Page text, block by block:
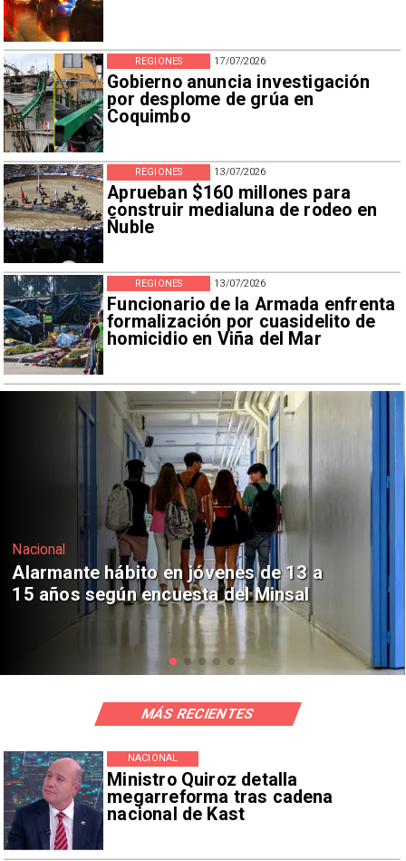
17/07/2026
Gobierno anuncia investigación
por desplome de grúa en
Coquimbo
REGIONES
13/07/2026
Aprueban $160 millones para
construir medialuna de rodeo en
Ñuble
REGIONES
13/07/2026
Funcionario de la Armada enfrenta
formalización por cuasidelito de
homicidio en Viña del Mar
REGIONES
Regiones
Aprueban creación del Parque
Sebastián Piñera con inversión de $4
mil millones
Ministro Quiroz detalla
megarreforma tras cadena
nacional de Kast
NACIONAL
MÁS RECIENTES